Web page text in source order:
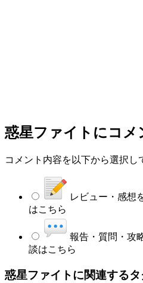
惑星ファイト にコメ
コメント内容を以下から選択し
レビュー・感想
はこちら
報告・質問・攻
談はこちら
惑星ファイトに関連するタ